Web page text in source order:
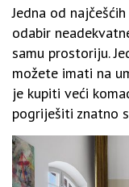
Jedna od
odabir
samu prostoriju.
možete imati na
je kupiti veći
pogriješiti znatno